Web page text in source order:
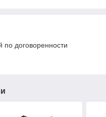
по договоренности